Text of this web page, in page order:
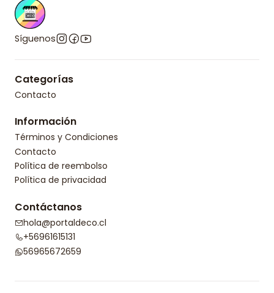
Síguenos
Categorías
Contacto
Información
Términos y Condiciones
Contacto
Política de reembolso
Política de privacidad
Contáctanos
hola@portaldeco.cl
+56961615131
56965672659